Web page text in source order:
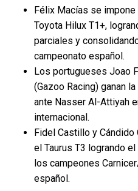
Félix Macías se impone
Toyota Hilux T1+,
parciales y
campeonato español.
Los portugueses Joao
(Gazoo Racing) ganan
ante Nasser Al-Attiyah
internacional.
Fidel Castillo y Cándido
el Taurus T3 logrando
los campeones
español.